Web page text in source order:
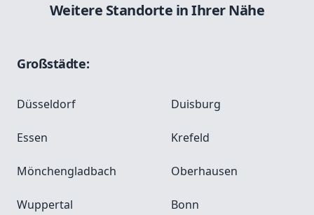
Weitere Standorte in Ihrer Nähe
Großstädte:
Düsseldorf Duisburg
Essen Krefeld
Mönchengladbach Oberhausen
Wuppertal Bonn